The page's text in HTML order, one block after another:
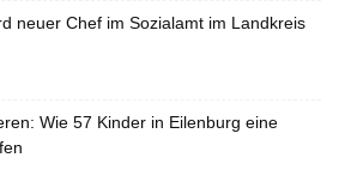
neuer Chef im Sozialamt im Landkreis
Wie 57 Kinder in Eilenburg eine